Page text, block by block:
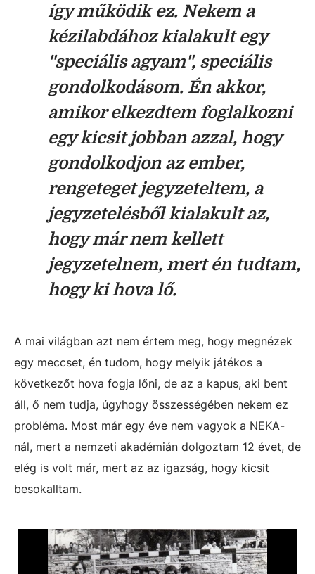
így működik ez. Nekem a
kézilabdához kialakult egy
"speciális agyam", speciális
gondolkodásom. Én akkor,
amikor elkezdtem foglalkozni
egy kicsit jobban azzal, hogy
gondolkodjon az ember,
rengeteget jegyzeteltem, a
jegyzetelésből kialakult az,
hogy már nem kellett
jegyzetelnem, mert én tudtam,
hogy ki hova lő.
A mai világban azt nem értem meg, hogy megnézek
egy meccset, én tudom, hogy melyik játékos a
következőt hova fogja lőni, de az a kapus, aki bent
áll, ő nem tudja, úgyhogy összességében nekem ez
probléma. Most már egy éve nem vagyok a NEKA-
nál, mert a nemzeti akadémián dolgoztam 12 évet, de
elég is volt már, mert az az igazság, hogy kicsit
besokalltam.